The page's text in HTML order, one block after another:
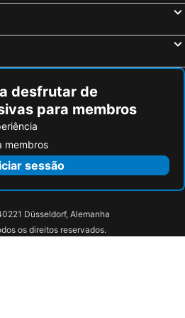
desfrutar de
para membros
membros
sessão
Düsseldorf, Alemanha
os direitos reservados.